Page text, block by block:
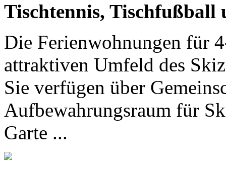
Tischtennis,
Die Ferienwohnungen für
attraktiven Umfeld des
Sie verfügen über
Aufbewahrungsraum für
Garte ...